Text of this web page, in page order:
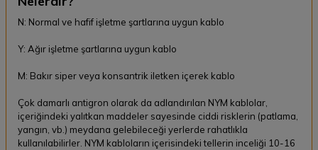
N: Normal ve hafif işletme şartlarına uygun kablo
Y: Ağır işletme şartlarına uygun kablo
M: Bakır siper veya konsantrik iletken içerek kablo
Çok damarlı antigron olarak da adlandırılan NYM kablolar,
içeriğindeki yalıtkan maddeler sayesinde ciddi risklerin (patlama,
yangın, vb.) meydana gelebileceği yerlerde rahatlıkla
kullanılabilirler. NYM kabloların içerisindeki tellerin inceliği 10-16